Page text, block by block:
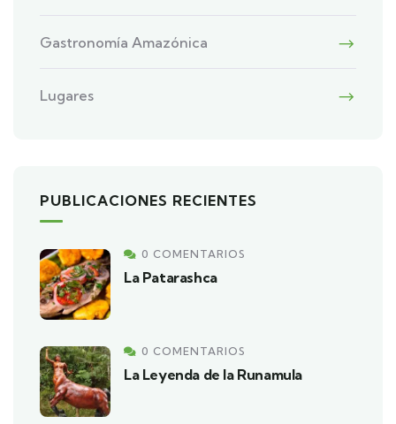
Gastronomía Amazónica
Lugares
PUBLICACIONES RECIENTES
0 COMENTARIOS
La Patarashca
0 COMENTARIOS
La Leyenda de la Runamula